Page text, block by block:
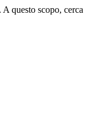
questo scopo, cerca